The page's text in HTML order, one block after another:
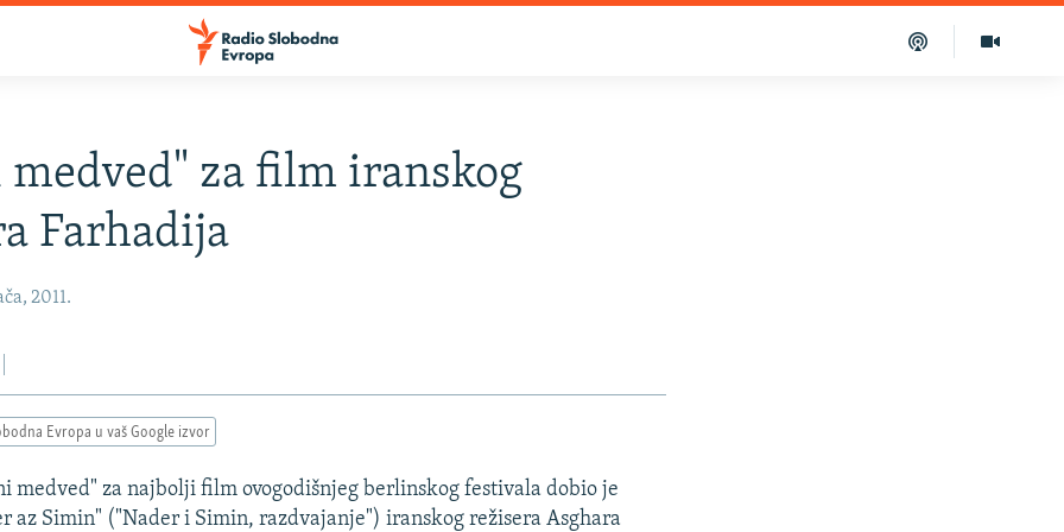
za film iranskog
Farhadija
2011.
Evropa u vaš Google izvor
medved" za najbolji film ovogodišnjeg berlinskog festivala dobio je
az Simin" ("Nader i Simin, razdvajanje") iranskog režisera Asghara